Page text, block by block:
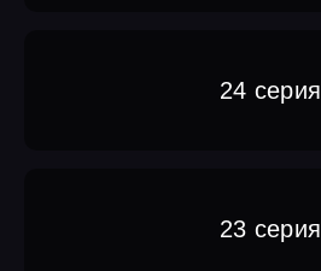
24 серия
23 серия